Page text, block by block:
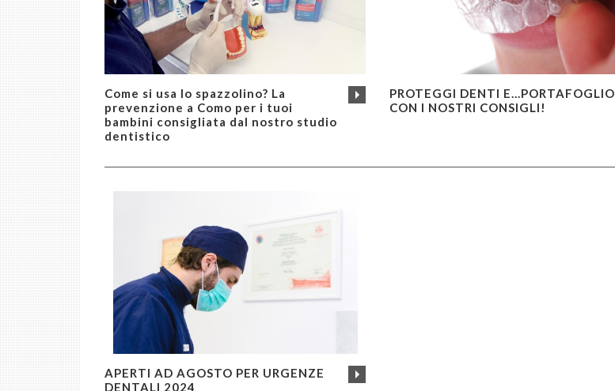
Come si usa lo spazzolino? La
prevenzione a Como per i tuoi
bambini consigliata dal nostro studio
dentistico
PROTEGGI DENTI E...PORTAFOGLIO
CON I NOSTRI CONSIGLI!
APERTI AD AGOSTO PER URGENZE
DENTALI 2024